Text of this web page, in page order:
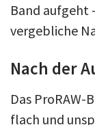
Band aufgeht
vergebliche
Nach der
Das
flach und